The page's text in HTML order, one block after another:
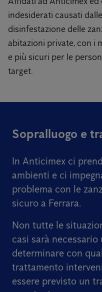
indesiderati causati
disinfestazione delle
abitazioni private, con i
e più sicuri per le
target.
Sopralluogo e
In Anticimex ci
ambienti e ci
problema con le
sicuro a Ferrara.
Non tutte le
casi sarà
determinare con
trattamento
essere previsto un